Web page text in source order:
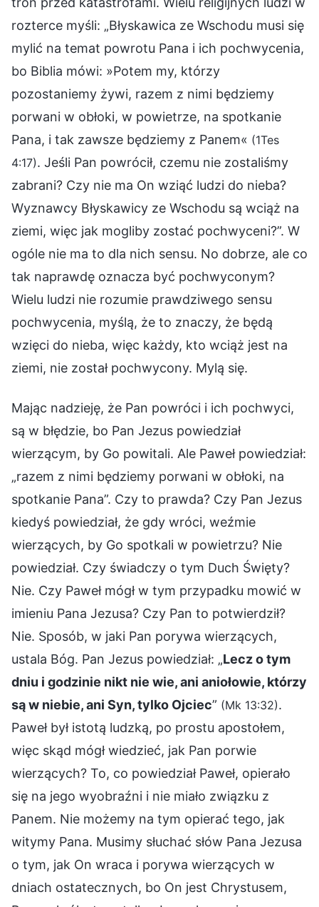
rozterce myśli: „Błyskawica ze Wschodu musi się
mylić na temat powrotu Pana i ich pochwycenia,
bo Biblia mówi: »Potem my, którzy
pozostaniemy żywi, razem z nimi będziemy
porwani w obłoki, w powietrze, na spotkanie
Pana, i tak zawsze będziemy z Panem« (1Tes
4:17). Jeśli Pan powrócił, czemu nie zostaliśmy
zabrani? Czy nie ma On wziąć ludzi do nieba?
Wyznawcy Błyskawicy ze Wschodu są wciąż na
ziemi, więc jak mogliby zostać pochwyceni?”. W
ogóle nie ma to dla nich sensu. No dobrze, ale co
tak naprawdę oznacza być pochwyconym?
Wielu ludzi nie rozumie prawdziwego sensu
pochwycenia, myślą, że to znaczy, że będą
wzięci do nieba, więc każdy, kto wciąż jest na
ziemi, nie został pochwycony. Mylą się.
Mając nadzieję, że Pan powróci i ich pochwyci,
są w błędzie, bo Pan Jezus powiedział
wierzącym, by Go powitali. Ale Paweł powiedział:
„razem z nimi będziemy porwani w obłoki, na
spotkanie Pana”. Czy to prawda? Czy Pan Jezus
kiedyś powiedział, że gdy wróci, weźmie
wierzących, by Go spotkali w powietrzu? Nie
powiedział. Czy świadczy o tym Duch Święty?
Nie. Czy Paweł mógł w tym przypadku mowić w
imieniu Pana Jezusa? Czy Pan to potwierdził?
Nie. Sposób, w jaki Pan porywa wierzących,
ustala Bóg. Pan Jezus powiedział: „Lecz o tym
dniu i godzinie nikt nie wie, ani aniołowie, którzy
są w niebie, ani Syn, tylko Ojciec” (Mk 13:32).
Paweł był istotą ludzką, po prostu apostołem,
więc skąd mógł wiedzieć, jak Pan porwie
wierzących? To, co powiedział Paweł, opierało
się na jego wyobraźni i nie miało związku z
Panem. Nie możemy na tym opierać tego, jak
witymy Pana. Musimy słuchać słów Pana Jezusa
o tym, jak On wraca i porywa wierzących w
dniach ostatecznych, bo On jest Chrystusem,